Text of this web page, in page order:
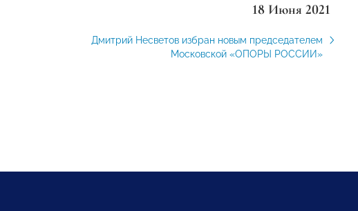
18 Июня 2021
Дмитрий Несветов избран новым председателем
Московской «ОПОРЫ РОССИИ»